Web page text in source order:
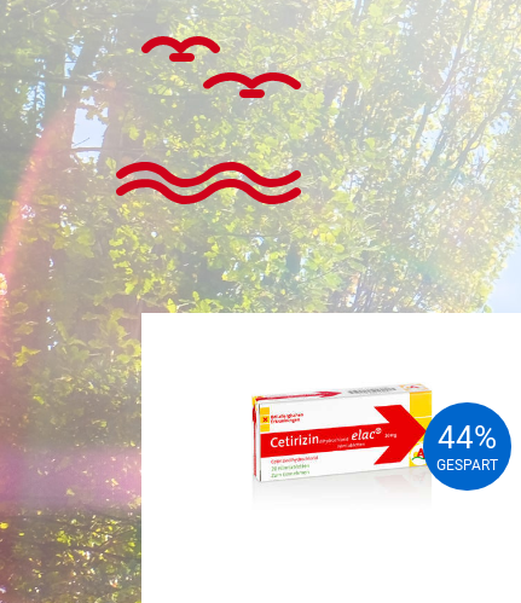
44%
GESPART
44%
GESPART